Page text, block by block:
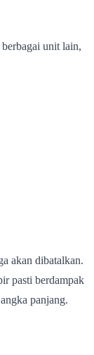
unit lain,
akan dibatalkan.
pasti berdampak
panjang.